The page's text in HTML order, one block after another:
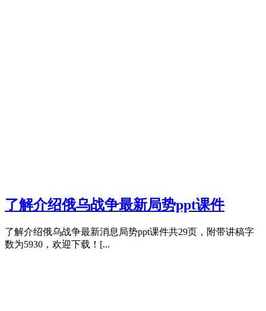
了解介绍俄乌战争最新局势ppt课件
了解介绍俄乌战争最新消息局势ppt课件共29页，附带讲稿字
数为5930，欢迎下载！[...